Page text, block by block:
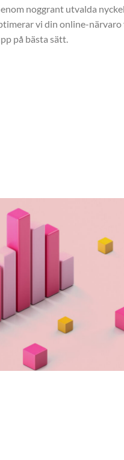
noggrant utvalda
vi din online-
på bästa sätt.